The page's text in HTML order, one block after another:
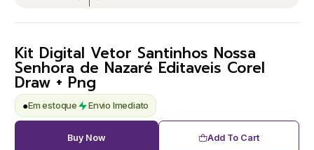
Kit Digital Vetor Santinhos Nossa
Senhora de Nazaré Editaveis Corel
Draw + Png
●Em estoque Envio Imediato
Add To Cart
Buy Now